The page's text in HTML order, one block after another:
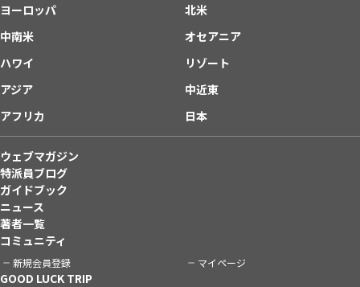
ヨーロッパ
北米
中南米
オセアニア
ハワイ
リゾート
アジア
中近東
アフリカ
日本
ウェブマガジン
特派員ブログ
ガイドブック
ニュース
著者一覧
コミュニティ
新規会員登録 マイページ
GOOD LUCK TRIP